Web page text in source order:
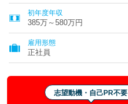
初年度年収
385万～580万円
雇用形態
正社員
志望動機・自己PR不要